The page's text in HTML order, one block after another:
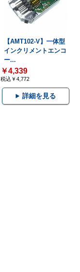
【AMT102-V】一体型
インクリメントエンコ
ー...
￥4,339
税込￥4,772
詳細を見る